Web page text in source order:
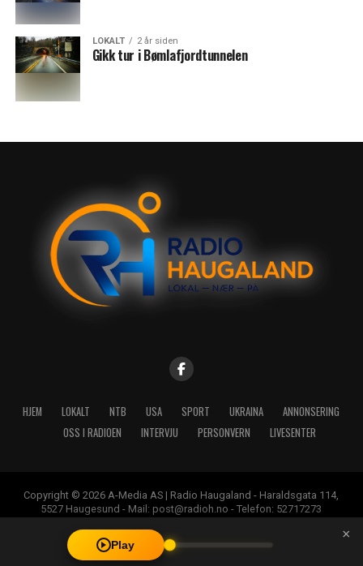
LOKALT 2 år siden
Gikk tur i Bømlafjordtunnelen
HJEM LOKALT NTB USA SPORT UKRAINA
ANNONSERING
OSS I RADIOEN
INTERVJU PERSONVERN LIVESENTER
Copyright © 2026 A-Media AS | Radio Haugaland - Haraldsgata 114,
5527 Haugesund - Mail: post@radioh.no - Telefon: 52717273
Play
×